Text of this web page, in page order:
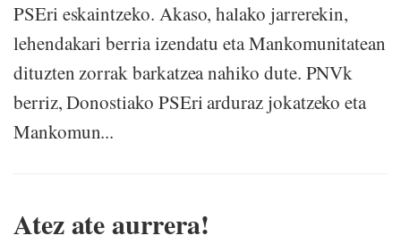
PSEri eskaintzeko. Akaso, halako jarrerekin,
lehendakari berria izendatu eta Mankomunitatean
dituzten zorrak barkatzea nahiko dute. PNVk
berriz, Donostiako PSEri arduraz jokatzeko eta
Mankomun...
Atez ate aurrera!